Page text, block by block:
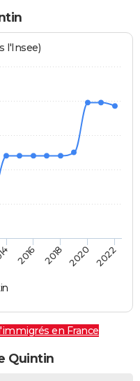
l'Insee)
2016 2018 2020 2022
en France
Quintin